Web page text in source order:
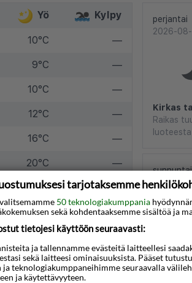
Yö Kylpy
10°C —
9°C —
10°C —
12°C —
16°C —
20°C —
22°C —
22°C —
20°C
17°C —
perjantai
2026-
Kirkas
Raikas
sunnuntai
2026-
Kirkas
Raikas
tarjotaksemme
50 teknologiakumppania
sekä kohdentaaksemme sisältöä ja
tietojesi käyttöön seuraavasti:
ja tallennamme evästeitä laitteellesi
sekä laitteesi ominaisuuksista. Pääset
teknologiakumppaneihimme seuraavalla
ja käytettävyyteen.